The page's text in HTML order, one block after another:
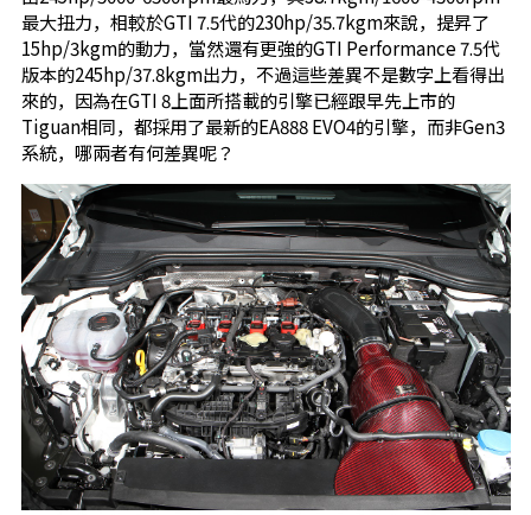
最大扭力，相較於GTI 7.5代的230hp/35.7kgm來說，提昇了
15hp/3kgm的動力，當然還有更強的GTI Performance 7.5代
版本的245hp/37.8kgm出力，不過這些差異不是數字上看得出
來的，因為在GTI 8上面所搭載的引擎已經跟早先上市的
Tiguan相同，都採用了最新的EA888 EVO4的引擎，而非Gen3
系統，哪兩者有何差異呢？